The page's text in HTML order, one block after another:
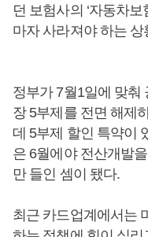
던 보험사의 ‘자동차
마자 사라져야 하는 상
정부가 7월1일에 맞춰
장 5부제를 전면 해제
데 5부제 할인 특약이
은 6월에야 전산개발
만 들인 셈이 됐다.
최근 카드업계에서는